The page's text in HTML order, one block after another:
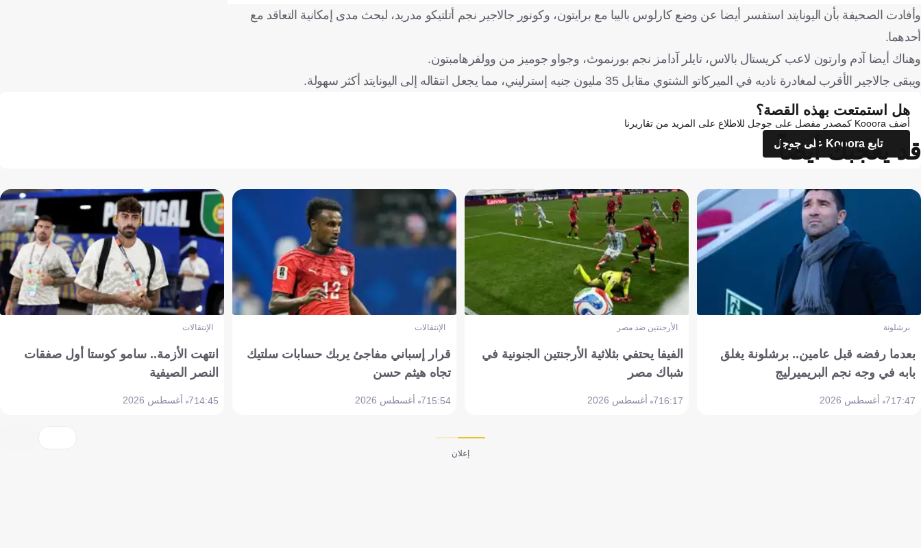
وأفادت الصحيفة بأن اليونايتد استفسر أيضا عن وضع كارلوس باليبا مع برايتون، وكونور جالاجير نجم أتلتيكو مدريد، لبحث مدى إمكانية التعاقد مع
أحدهما.
وهناك أيضا آدم وارتون لاعب كريستال بالاس، تايلر آدامز نجم بورنموث، وجواو جوميز من وولفرهامبتون.
ويبقى جالاجير الأقرب لمغادرة ناديه في الميركاتو الشتوي مقابل 35 مليون جنيه إسترليني، مما يجعل انتقاله إلى اليونايتد أكثر سهولة.
هل استمتعت بهذه القصة؟
أضف Kooora كمصدر مفضل على جوجل للاطلاع على المزيد من تقاريرنا
تابع Kooora على جوجل
قد يعجبك أيضاً
برشلونة
بعدما رفضه قبل عامين.. برشلونة يغلق
بابه في وجه نجم البريميرليج
17:477 أغسطس 2026
الأرجنتين ضد مصر
الفيفا يحتفي بثلاثية الأرجنتين الجنونية في
شباك مصر
16:177 أغسطس 2026
الإنتقالات
قرار إسباني مفاجئ يربك حسابات سلتيك
تجاه هيثم حسن
15:547 أغسطس 2026
الإنتقالات
انتهت الأزمة.. سامو كوستا أول صفقات
النصر الصيفية
14:457 أغسطس 2026
إعلان